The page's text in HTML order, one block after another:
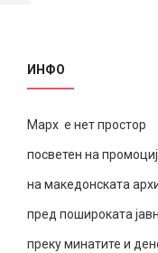
ИНФО
Марх е нет простор
посветен на
на македонската
пред пошироката
преку минатите и